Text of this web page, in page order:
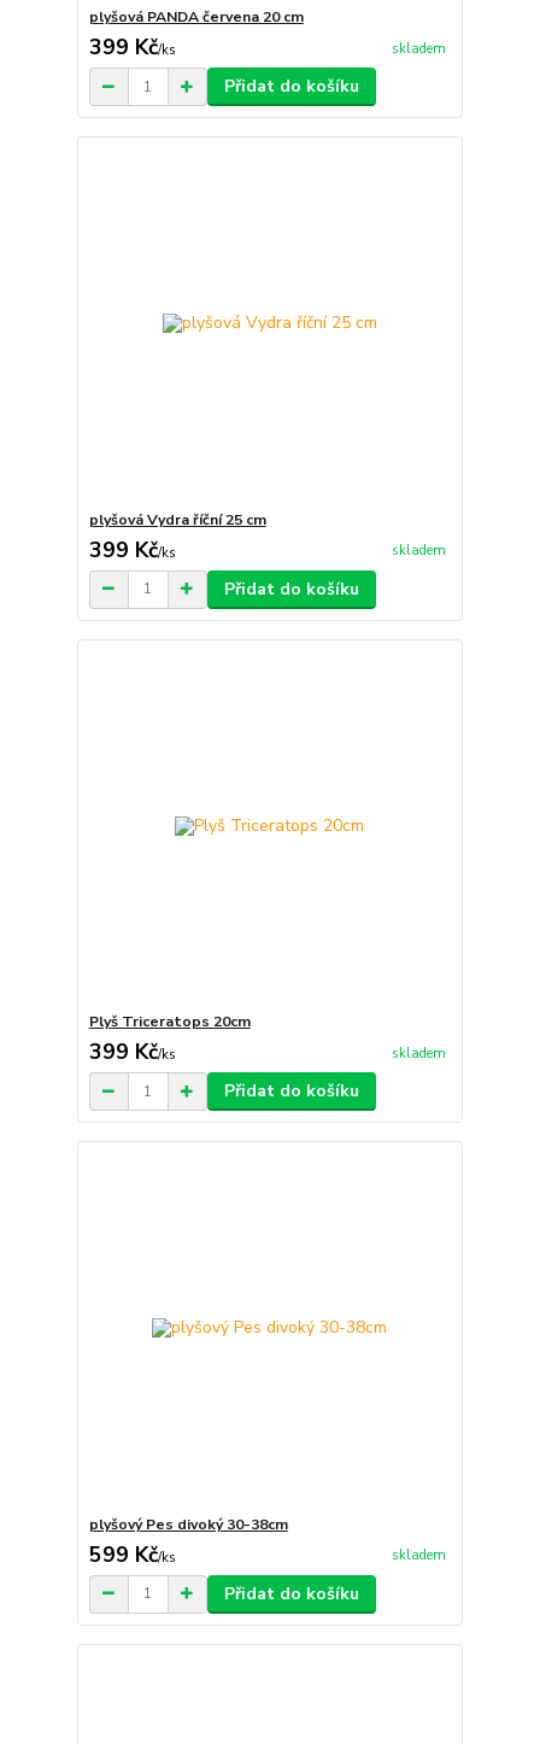
plyšová PANDA červena 20 cm
399 Kč/ks skladem
Přidat do košíku
plyšová Vydra říční 25 cm
399 Kč/ks skladem
Přidat do košíku
Plyš Triceratops 20cm
399 Kč/ks skladem
Přidat do košíku
plyšový Pes divoký 30-38cm
599 Kč/ks skladem
Přidat do košíku